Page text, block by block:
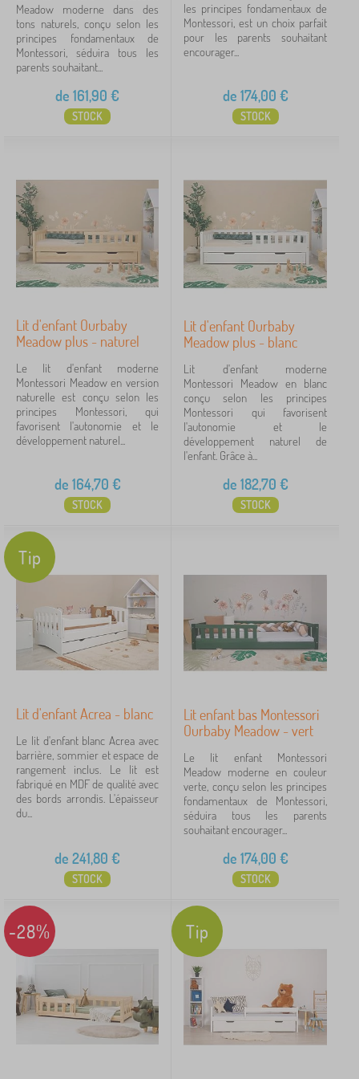
190x90 cm
140x70 cm
45
200x80 cm
35
avec barrière
85
avec stockage espace
s roštem
23
lits superposés
avec maisonnette
17
afficher
Matière lit
massif
stratifié
43
MDF plaque
7
contre-plaqué
stratifié / mdf plaque
2
afficher
plus >
Couleurs des lits
blanc
naturel
rose
15
turquoise
7
Meadow moderne dans des
tons naturels, conçu selon les
principes fondamentaux de
Montessori, séduira tous les
parents souhaitant...
de 161,90 €
STOCK
les principes fondamentaux de
Montessori, est un choix parfait
pour les parents souhaitant
encourager...
de 174,00 €
STOCK
Lit d'enfant Ourbaby
Meadow plus - naturel
Le lit d'enfant moderne
Montessori Meadow en version
naturelle est conçu selon les
principes Montessori, qui
favorisent l'autonomie et le
développement naturel...
de 164,70 €
STOCK
Lit d'enfant Ourbaby
Meadow plus - blanc
Lit d'enfant moderne
Montessori Meadow en blanc
conçu selon les principes
Montessori qui favorisent
l'autonomie et le
développement naturel de
l'enfant. Grâce à...
de 182,70 €
STOCK
Tip
Lit d'enfant Acrea - blanc
Le lit d'enfant blanc Acrea avec
barrière, sommier et espace de
rangement inclus. Le lit est
fabriqué en MDF de qualité avec
des bords arrondis. L'épaisseur
du...
de 241,80 €
STOCK
Lit enfant bas Montessori
Ourbaby Meadow - vert
Le lit enfant Montessori
Meadow moderne en couleur
verte, conçu selon les principes
fondamentaux de Montessori,
séduira tous les parents
souhaitant encourager...
de 174,00 €
STOCK
-28% Tip